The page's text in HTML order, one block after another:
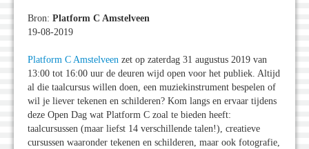
Bron: Platform C Amstelveen
19-08-2019
Platform C Amstelveen zet op zaterdag 31 augustus 2019 van
13:00 tot 16:00 uur de deuren wijd open voor het publiek. Altijd
al die taalcursus willen doen, een muziekinstrument bespelen of
wil je liever tekenen en schilderen? Kom langs en ervaar tijdens
deze Open Dag wat Platform C zoal te bieden heeft:
taalcursussen (maar liefst 14 verschillende talen!), creatieve
cursussen waaronder tekenen en schilderen, maar ook fotografie,